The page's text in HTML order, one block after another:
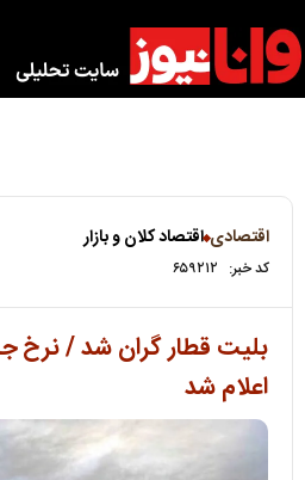
اقتصادی اقتصاد کلان و بازار
کد خبر: ۶۵۹۲۱۲
بلیت قطار گران شد / نرخ
اعلام شد